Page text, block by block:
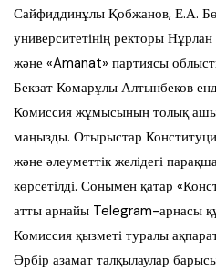
Сайфиддинұлы Қобжанов, Е.А.
университетінің ректоры
және «Amanat» партиясы
Бекзат Комарұлы Алтынбеков
Комиссия жұмысының толық
маңызды. Отырыстар
және әлеуметтік желідегі
көрсетілді. Сонымен қатар
атты арнайы Telegram-арнасы
Комиссия қызметі туралы
Әрбір азамат талқылаулар